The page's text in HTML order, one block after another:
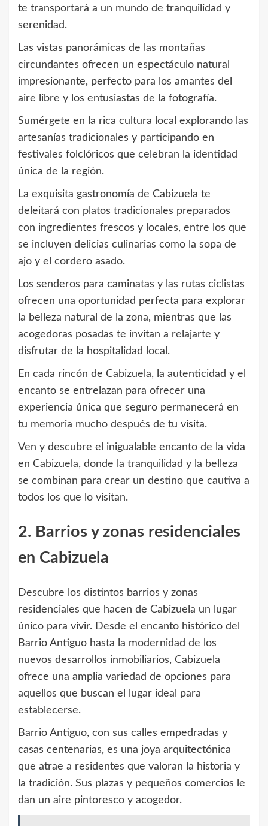
te transportará a un mundo de tranquilidad y
serenidad.
Las vistas panorámicas de las montañas
circundantes ofrecen un espectáculo natural
impresionante, perfecto para los amantes del
aire libre y los entusiastas de la fotografía.
Sumérgete en la rica cultura local explorando las
artesanías tradicionales y participando en
festivales folclóricos que celebran la identidad
única de la región.
La exquisita gastronomía de Cabizuela te
deleitará con platos tradicionales preparados
con ingredientes frescos y locales, entre los que
se incluyen delicias culinarias como la sopa de
ajo y el cordero asado.
Los senderos para caminatas y las rutas ciclistas
ofrecen una oportunidad perfecta para explorar
la belleza natural de la zona, mientras que las
acogedoras posadas te invitan a relajarte y
disfrutar de la hospitalidad local.
En cada rincón de Cabizuela, la autenticidad y el
encanto se entrelazan para ofrecer una
experiencia única que seguro permanecerá en
tu memoria mucho después de tu visita.
Ven y descubre el inigualable encanto de la vida
en Cabizuela, donde la tranquilidad y la belleza
se combinan para crear un destino que cautiva a
todos los que lo visitan.
2. Barrios y zonas residenciales
en Cabizuela
Descubre los distintos barrios y zonas
residenciales que hacen de Cabizuela un lugar
único para vivir. Desde el encanto histórico del
Barrio Antiguo hasta la modernidad de los
nuevos desarrollos inmobiliarios, Cabizuela
ofrece una amplia variedad de opciones para
aquellos que buscan el lugar ideal para
establecerse.
Barrio Antiguo, con sus calles empedradas y
casas centenarias, es una joya arquitectónica
que atrae a residentes que valoran la historia y
la tradición. Sus plazas y pequeños comercios le
dan un aire pintoresco y acogedor.